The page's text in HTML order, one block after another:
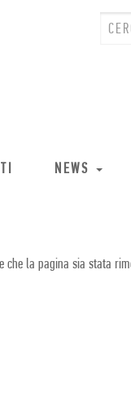
NEWS
la pagina sia stata